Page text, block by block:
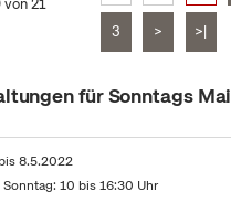
3 > >|
für Sonntags Mai
8.5.2022
10 bis 16:30 Uhr